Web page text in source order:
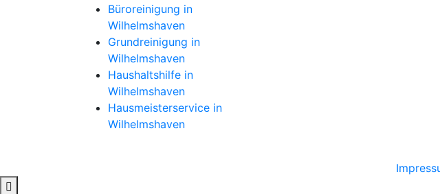
Büroreinigung in
Wilhelmshaven
Grundreinigung in
Wilhelmshaven
Haushaltshilfe in
Wilhelmshaven
Hausmeisterservice in
Wilhelmshaven